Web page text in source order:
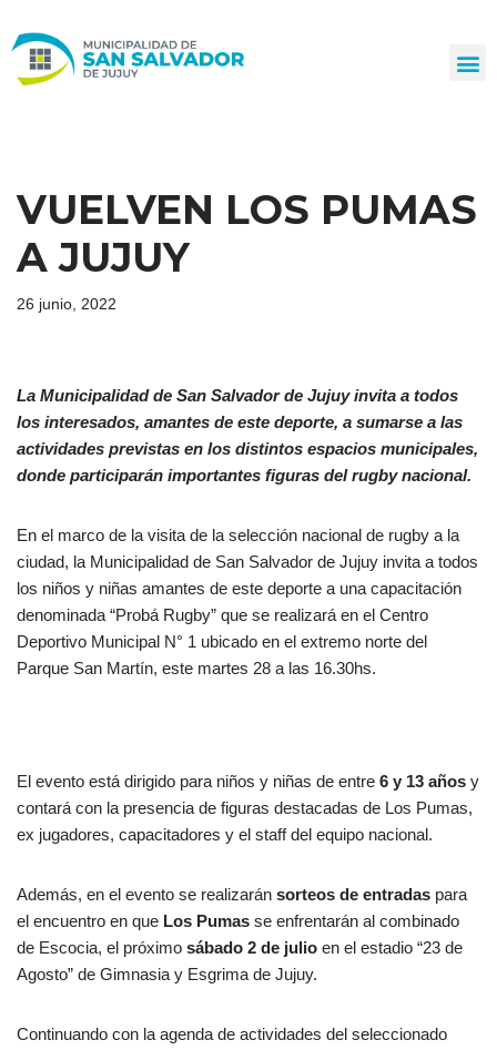
al
VUELVEN LOS PUMAS
A JUJUY
26 junio, 2022
La Municipalidad de San Salvador de Jujuy invita a todos
los interesados, amantes de este deporte, a sumarse a las
actividades previstas en los distintos espacios municipales,
donde participarán importantes figuras del rugby nacional.
En el marco de la visita de la selección nacional de rugby a la
ciudad, la Municipalidad de San Salvador de Jujuy invita a todos
los niños y niñas amantes de este deporte a una capacitación
denominada “Probá Rugby” que se realizará en el Centro
Deportivo Municipal N° 1 ubicado en el extremo norte del
Parque San Martín, este martes 28 a las 16.30hs.
El evento está dirigido para niños y niñas de entre 6 y 13 años y
contará con la presencia de figuras destacadas de Los Pumas,
ex jugadores, capacitadores y el staff del equipo nacional.
Además, en el evento se realizarán sorteos de entradas para
el encuentro en que Los Pumas se enfrentarán al combinado
de Escocia, el próximo sábado 2 de julio en el estadio “23 de
Agosto” de Gimnasia y Esgrima de Jujuy.
Continuando con la agenda de actividades del seleccionado